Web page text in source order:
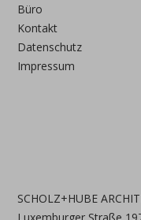
Büro
Kontakt
Datenschutz
Impressum
SCHOLZ+HUBE
Luxemburger Straße